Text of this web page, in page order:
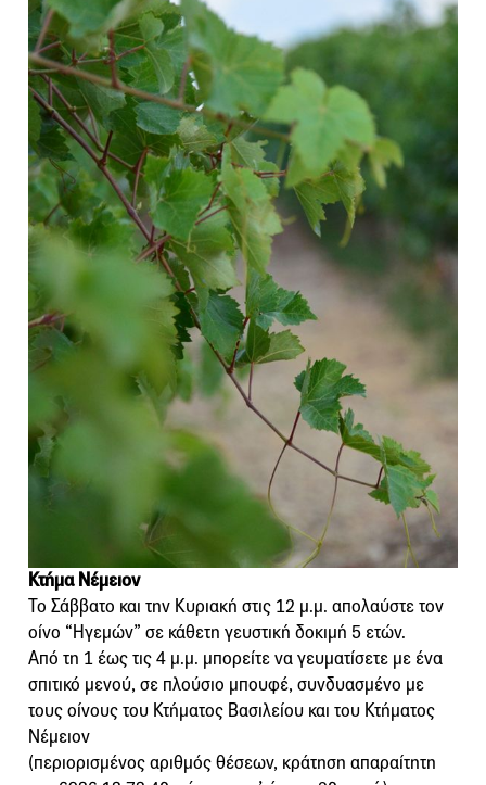
Κτήμα Νέμειον
Το Σάββατο και την Κυριακή στις 12 μ.μ. απολαύστε τον
οίνο “Ηγεμών” σε κάθετη γευστική δοκιμή 5 ετών.
Aπό τη 1 έως τις 4 μ.μ. μπορείτε να γευματίσετε με ένα
σπιτικό μενού, σε πλούσιο μπουφέ, συνδυασμένο με
τους οίνους του Κτήματος Βασιλείου και του Κτήματος
Νέμειον
(περιορισμένος αριθμός θέσεων, κράτηση απαραίτητη